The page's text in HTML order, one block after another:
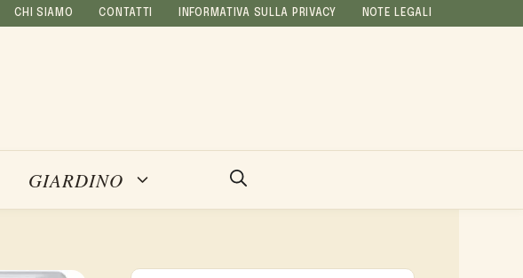
CHI SIAMO CONTATTI INFORMATIVA SULLA PRIVACY NOTE LEGALI
GIARDINO